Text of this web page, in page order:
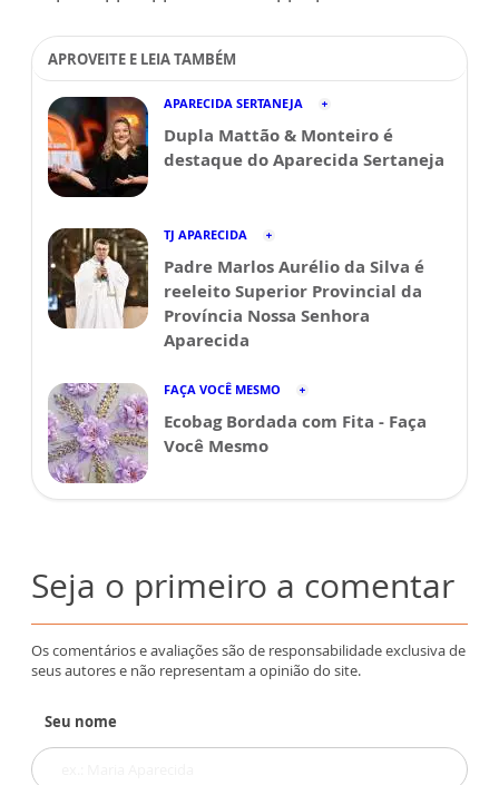
APROVEITE E LEIA TAMBÉM
APARECIDA SERTANEJA
Dupla Mattão & Monteiro é
destaque do Aparecida Sertaneja
TJ APARECIDA
Padre Marlos Aurélio da Silva é
reeleito Superior Provincial da
Província Nossa Senhora
Aparecida
FAÇA VOCÊ MESMO
Ecobag Bordada com Fita - Faça
Você Mesmo
Seja o primeiro a comentar
Os comentários e avaliações são de responsabilidade exclusiva de
seus autores e não representam a opinião do site.
Seu nome